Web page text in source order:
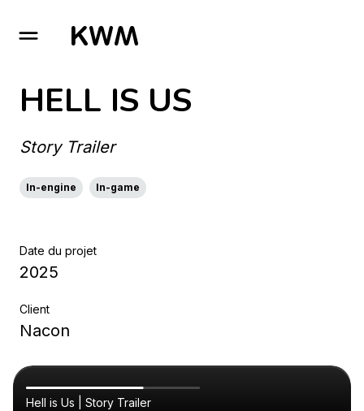
GO TO HOMEPAGE
HELL IS US
Story Trailer
In-engine In-game
Date du projet
2025
Client
Nacon
Hell is Us | Story Trailer